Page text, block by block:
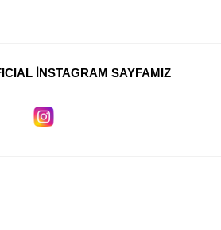
İNSTAGRAM SAYFAMIZ